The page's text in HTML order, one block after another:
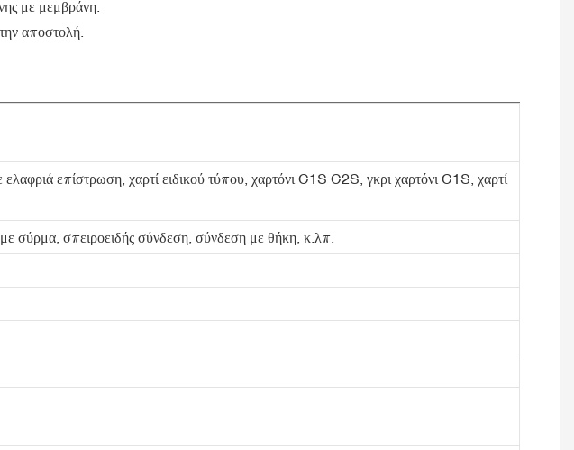
με μεμβράνη.
αποστολή.
ελαφριά επίστρωση, χαρτί ειδικού τύπου, χαρτόνι C1S C2S, γκρι χαρτόνι C1S, χαρτί
σύρμα, σπειροειδής σύνδεση, σύνδεση με θήκη, κ.λπ.